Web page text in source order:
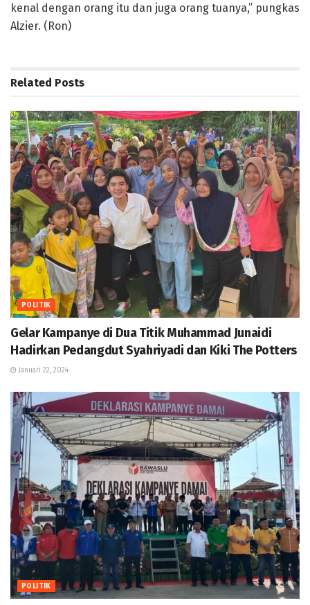
kenal dengan orang itu dan juga orang tuanya,” pungkas
Alzier. (Ron)
Related Posts
POLITIK
Gelar Kampanye di Dua Titik Muhammad Junaidi
Hadirkan Pedangdut Syahriyadi dan Kiki The Potters
Januari 22, 2024
POLITIK